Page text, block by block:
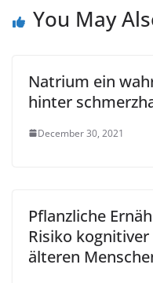
You May
Natrium ein
hinter
December 30, 2021
Pflanzliche
Risiko
älteren